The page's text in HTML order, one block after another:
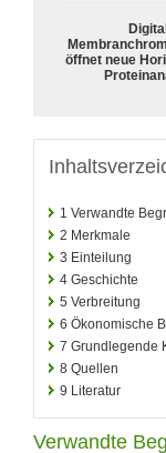
öffnet neue
1 Verwandte
2 Merkmale
3 Einteilung
4 Geschichte
5 Verbreitung
6 Ökonomische
7 Grundlegende
8 Quellen
9 Literatur
Verwandte